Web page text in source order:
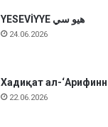
YESEVİYYE هيو سي
24.06.2026
Хадиқат aл-
22.06.2026